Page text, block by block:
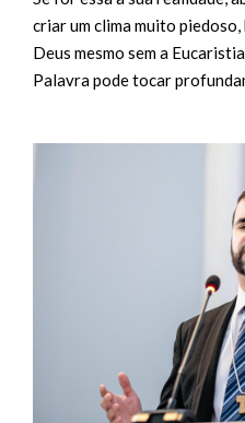
criar um clima muito
Deus mesmo sem a
Palavra pode tocar